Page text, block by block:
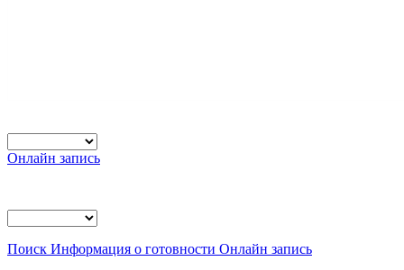
Онлайн запись
Поиск Информация о готовности Онлайн запись